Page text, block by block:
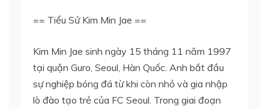
== Tiểu Sử Kim Min Jae ==
Kim Min Jae sinh ngày 15 tháng 11 năm 1997
tại quận Guro, Seoul, Hàn Quốc. Anh bắt đầu
sự nghiệp bóng đá từ khi còn nhỏ và gia nhập
lò đào tạo trẻ của FC Seoul. Trong giai đoạn